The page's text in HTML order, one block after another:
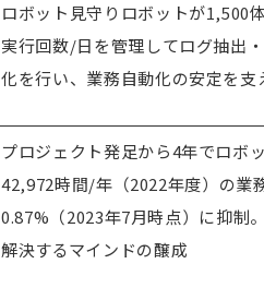
ロボット見守りロボットが1,500
実行回数/日を管理してログ抽出
化を行い、業務自動化の安定を支
プロジェクト発足から4年でロボ
42,972時間/年（2022年度）の業
0.87%（2023年7月時点）に抑制
解決するマインドの醸成